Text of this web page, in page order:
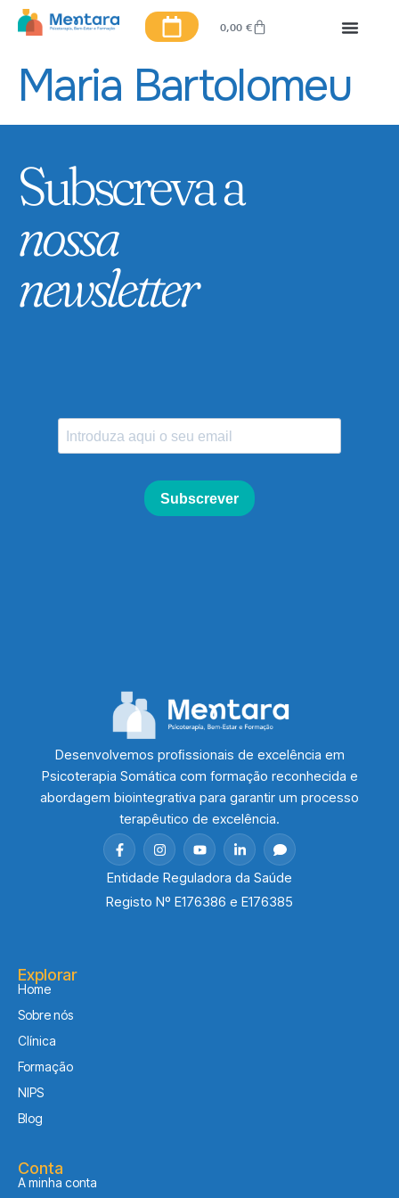
0,00 €
Maria Bartolomeu
Subscreva a
nossa
newsletter
Desenvolvemos proﬁssionais de excelência em
Psicoterapia Somática com formação reconhecida e
abordagem biointegrativa para garantir um processo
terapêutico de excelência.
Entidade Reguladora da Saúde
Registo Nº E176386 e E176385
Explorar
Home
Sobre nós
Clínica
Formação
NIPS
Blog
Conta
A minha conta